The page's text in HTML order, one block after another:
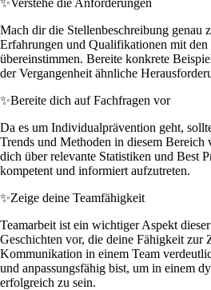
Mach dir die Stellenbeschreibung genau
Erfahrungen und Qualifikationen mit den
übereinstimmen. Bereite konkrete
der Vergangenheit ähnliche
✨Bereite dich auf Fachfragen vor
Da es um Individualprävention geht,
Trends und Methoden in diesem Bereich
dich über relevante Statistiken und Best
kompetent und informiert aufzutreten.
✨Zeige deine Teamfähigkeit
Teamarbeit ist ein wichtiger Aspekt
Geschichten vor, die deine Fähigkeit zur
Kommunikation in einem Team
und anpassungsfähig bist, um in einem
erfolgreich zu sein.